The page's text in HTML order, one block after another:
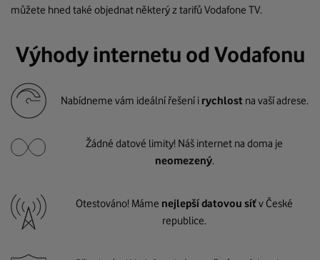
můžete hned také objednat některý z tarifů Vodafone TV.
Výhody internetu od Vodafonu
Nabídneme vám ideální řešení i rychlost na vaší adrese.
Žádné datové limity! Náš internet na doma je
neomezený.
Otestováno! Máme nejlepší datovou síťv České
republice.